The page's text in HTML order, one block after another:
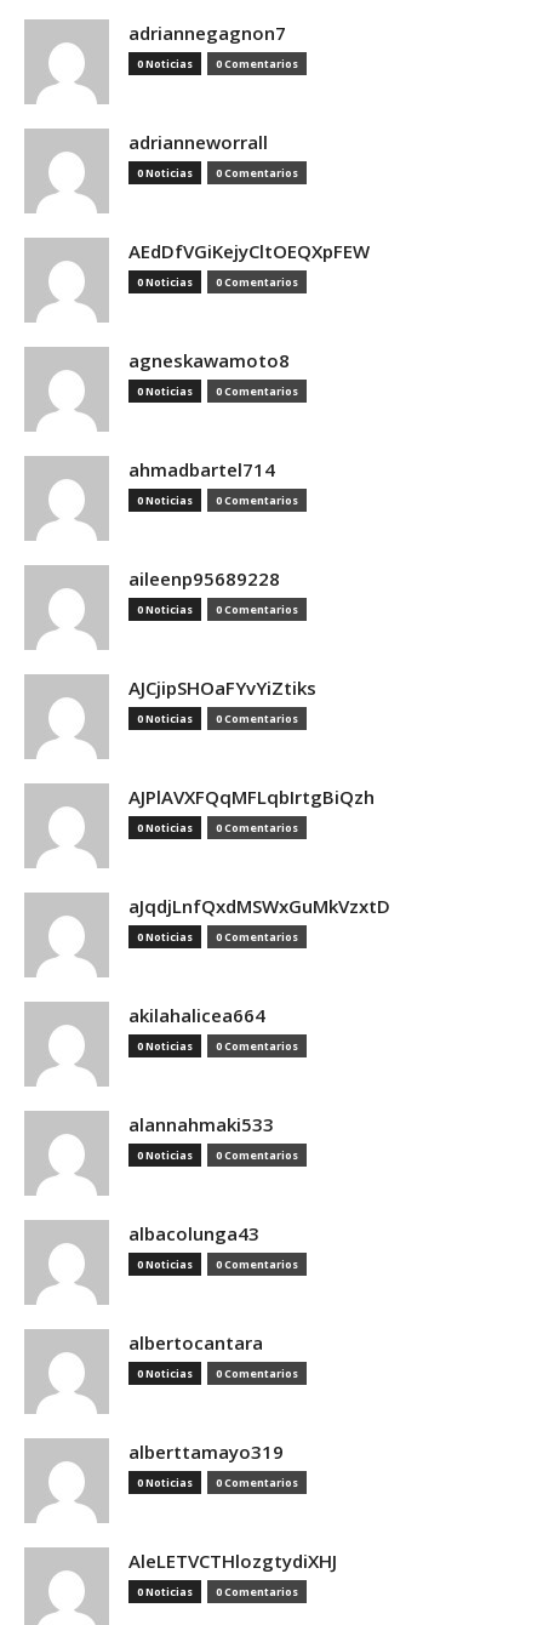
adriannegagnon7
0 Noticias 0 Comentarios
adrianneworrall
0 Noticias 0 Comentarios
AEdDfVGiKejyCltOEQXpFEW
0 Noticias 0 Comentarios
agneskawamoto8
0 Noticias 0 Comentarios
ahmadbartel714
0 Noticias 0 Comentarios
aileenp95689228
0 Noticias 0 Comentarios
AJCjipSHOaFYvYiZtiks
0 Noticias 0 Comentarios
AJPlAVXFQqMFLqbIrtgBiQzh
0 Noticias 0 Comentarios
aJqdjLnfQxdMSWxGuMkVzxtD
0 Noticias 0 Comentarios
akilahalicea664
0 Noticias 0 Comentarios
alannahmaki533
0 Noticias 0 Comentarios
albacolunga43
0 Noticias 0 Comentarios
albertocantara
0 Noticias 0 Comentarios
alberttamayo319
0 Noticias 0 Comentarios
AleLETVCTHlozgtydiXHJ
0 Noticias 0 Comentarios